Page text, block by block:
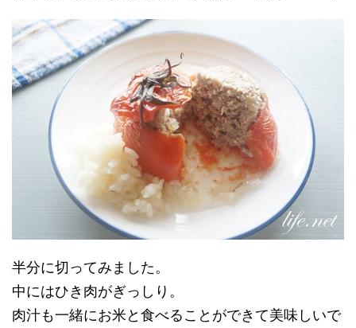
半分に切ってみました。
中にはひき肉がぎっしり。
肉汁も一緒にお米と食べることができて美味しいで